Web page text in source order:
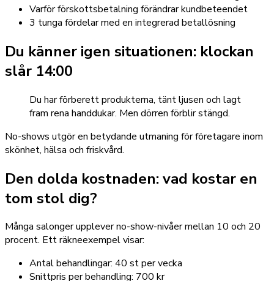
Varför förskottsbetalning förändrar kundbeteendet
3 tunga fördelar med en integrerad betallösning
Du känner igen situationen: klockan
slår 14:00
Du har förberett produkterna, tänt ljusen och lagt
fram rena handdukar. Men dörren förblir stängd.
No-shows utgör en betydande utmaning för företagare inom
skönhet, hälsa och friskvård.
Den dolda kostnaden: vad kostar en
tom stol dig?
Många salonger upplever no-show-nivåer mellan 10 och 20
procent. Ett räkneexempel visar:
Antal behandlingar: 40 st per vecka
Snittpris per behandling: 700 kr